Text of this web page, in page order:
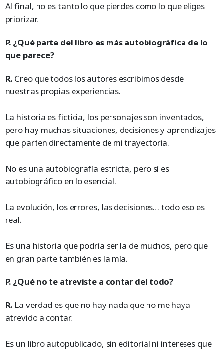
Al final, no es tanto lo que pierdes como lo que eliges
priorizar.
P. ¿Qué parte del libro es más autobiográfica de lo
que parece?
R. Creo que todos los autores escribimos desde
nuestras propias experiencias.
La historia es ficticia, los personajes son inventados,
pero hay muchas situaciones, decisiones y aprendizajes
que parten directamente de mi trayectoria.
No es una autobiografía estricta, pero sí es
autobiográfico en lo esencial.
La evolución, los errores, las decisiones… todo eso es
real.
Es una historia que podría ser la de muchos, pero que
en gran parte también es la mía.
P. ¿Qué no te atreviste a contar del todo?
R. La verdad es que no hay nada que no me haya
atrevido a contar.
Es un libro autopublicado, sin editorial ni intereses que